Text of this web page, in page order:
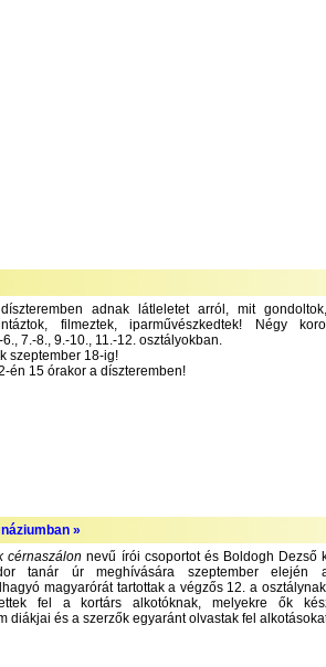
adnak látleletet arról, mit
filmeztek, iparművészkedtek! Négy
7.-8., 9.-10., 11.-12. osztályokban.
szeptember 18-ig!
én 15 órakor a díszteremben!
»
cérnaszálon nevű írói csoportot és Boldogh Dezső
tanár úr meghívására szeptember elején
magyarórát tartottak a végzős 12. a
fel a kortárs alkotóknak, melyekre ők
diákjai és a szerzők egyaránt olvastak fel